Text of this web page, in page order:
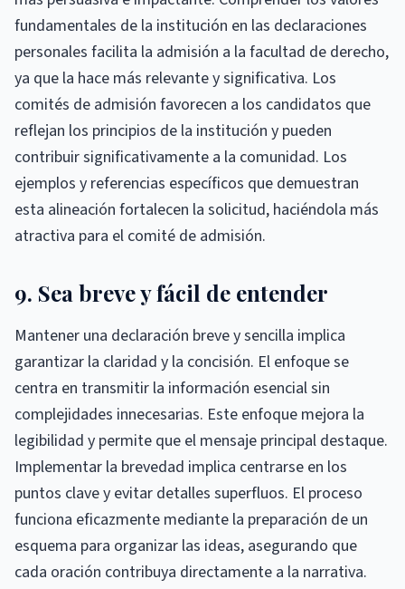
fundamentales de la institución en las declaraciones
personales facilita la admisión a la facultad de derecho,
ya que la hace más relevante y significativa. Los
comités de admisión favorecen a los candidatos que
reflejan los principios de la institución y pueden
contribuir significativamente a la comunidad. Los
ejemplos y referencias específicos que demuestran
esta alineación fortalecen la solicitud, haciéndola más
atractiva para el comité de admisión.
9. Sea breve y fácil de entender
Mantener una declaración breve y sencilla implica
garantizar la claridad y la concisión. El enfoque se
centra en transmitir la información esencial sin
complejidades innecesarias. Este enfoque mejora la
legibilidad y permite que el mensaje principal destaque.
Implementar la brevedad implica centrarse en los
puntos clave y evitar detalles superfluos. El proceso
funciona eficazmente mediante la preparación de un
esquema para organizar las ideas, asegurando que
cada oración contribuya directamente a la narrativa.